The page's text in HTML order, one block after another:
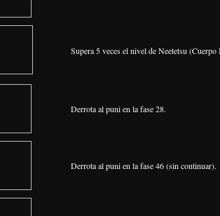
Supera 5 veces el nivel de Neetetsu
Derrota al puni en la fase 28.
Derrota al puni en la fase 46 (sin continuar).